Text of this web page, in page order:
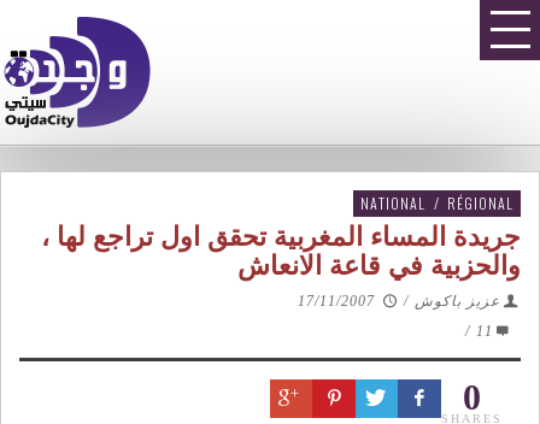
NATIONAL / RÉGIONAL
جريدة المساء المغربية تحقق اول تراجع لها ،
والحزبية في قاعة الانعاش
عزيز باكوش /
17/11/2007
11
/
0
SHARES